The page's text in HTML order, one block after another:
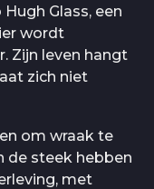
Glass, een
wordt
Zijn leven hangt
zich niet
om wraak te
de steek hebben
met